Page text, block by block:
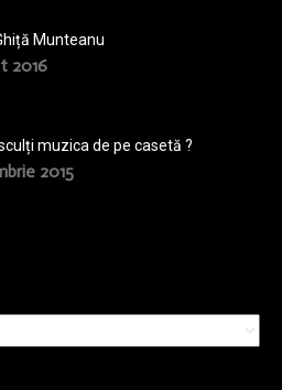
Munteanu
2016
muzica de pe casetă ?
2015